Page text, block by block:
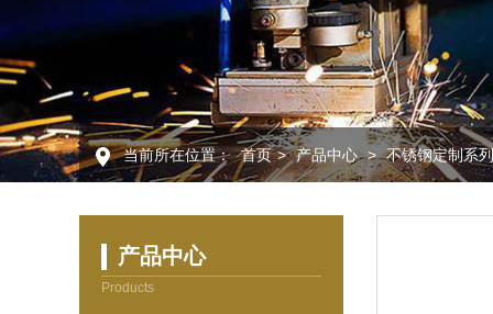
当前所在位置： 首页 > 产品中心 > 不锈钢定制系列
产品中心
Products